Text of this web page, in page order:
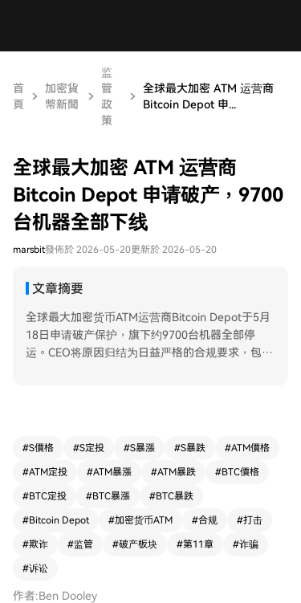
首
頁
加密貨
幣新聞
监
管
政
策
全球最大加密 ATM 运营商
Bitcoin Depot 申...
全球最大加密 ATM 运营商
Bitcoin Depot 申请破产，9700
台机器全部下线
marsbit發佈於 2026-05-20更新於 2026-05-20
文章摘要
全球最大加密货币ATM运营商Bitcoin Depot于5月
18日申请破产保护，旗下约9700台机器全部停
运。CEO将原因归结为日益严格的合规要求，包括
coin Depot成为重点打击对象，半年内遭遇多州调
控其大部分收入来源于加密诈骗。 受此影响，公
司截至今年3月的季度营收同比暴跌近50%。同
户流失。此外，公司还面临多起诉讼及近1900万
美元的仲裁赔偿，法律费用堆积如山。此前调查显
示，至少有150万美元诈骗交易通过其设在便利店
#S價格 #S定投 #S暴漲 #S暴跌 #ATM價格
#ATM定投 #ATM暴漲 #ATM暴跌 #BTC價格
#BTC定投 #BTC暴漲 #BTC暴跌
#Bitcoin Depot #加密货币ATM #合规 #打击
#欺诈 #监管 #破产板块 #第11章 #诈骗
#诉讼
作者:Ben Dooley